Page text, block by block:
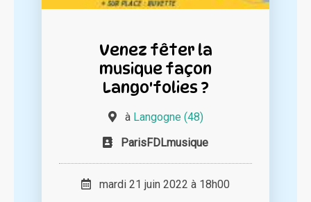
Venez fêter la
musique façon
Lango'folies ?
à Langogne (48)
ParisFDLmusique
mardi 21 juin 2022 à 18h00